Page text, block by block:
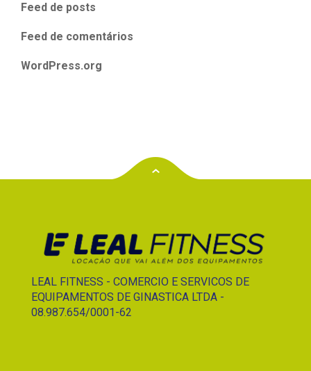
Feed de posts
Feed de comentários
WordPress.org
LEAL FITNESS - COMERCIO E SERVICOS DE
EQUIPAMENTOS DE GINASTICA LTDA -
08.987.654/0001-62